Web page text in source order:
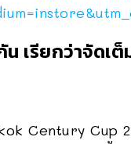
เรียกว่าจัดเ
Century